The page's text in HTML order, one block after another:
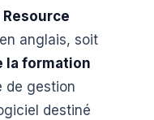
en anglais, soit
la formation
de gestion
destiné